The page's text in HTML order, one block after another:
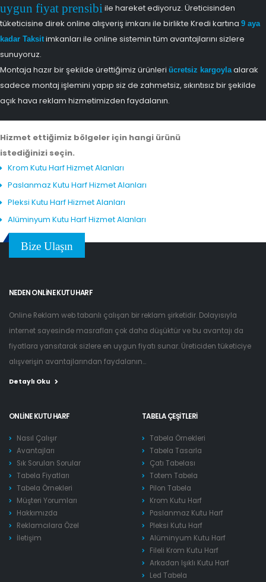
uygun fiyat prensibi ile hareket ediyoruz. Üreticisinden
tüketicisine direk online alışveriş imkanı ile birlikte Kredi kartına 9 aya
kadar Taksitimkanları ile online sistemin tüm avantajlarını sizlere
sunuyoruz.
Montaja hazır bir şekilde ürettiğimiz ürünleri ücretsiz kargoylaalarak
sadece montaj işlemini yapıp siz de zahmetsiz, sıkıntısız bir şekilde
açık hava reklam hizmetimizden faydalanın.
Hizmet ettiğimiz bölgeler için hangi ürünü
istediğinizi seçin.
Krom Kutu Harf Hizmet Alanları
Paslanmaz Kutu Harf Hizmet Alanları
Pleksi Kutu Harf Hizmet Alanları
Alüminyum Kutu Harf Hizmet Alanları
Bize Ulaşın
NEDEN ONLINE KUTU HARF
Online Reklam web tabanlı çalışan bir reklam şirketidir. Dolayısıyla
internet sayesinde masrafları çok daha düşüktür ve bu avantajı da
fiyatlara yansıtarak sizlere en uygun fiyatı sunar. Üreticiden tüketiciye
alışverişin avantajlarından faydalanın...
Detaylı Oku
ONLINE KUTU HARF
Nasıl Çalışır
Avantajları
Sık Sorulan Sorular
Tabela Fiyatları
Tabela Örnekleri
Müşteri Yorumları
Hakkımızda
Reklamcılara Özel
İletişim
TABELA ÇEŞITLERI
Tabela Örnekleri
Tabela Tasarla
Çatı Tabelası
Totem Tabela
Pilon Tabela
Krom Kutu Harf
Paslanmaz Kutu Harf
Pleksi Kutu Harf
Alüminyum Kutu Harf
Fileli Krom Kutu Harf
Arkadan Işıklı Kutu Harf
Led Tabela